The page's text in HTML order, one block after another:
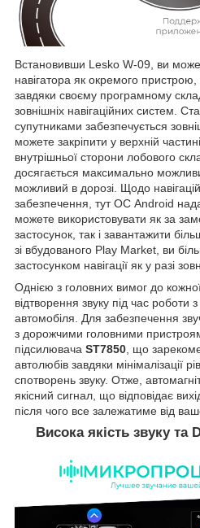
Встановивши Lesko W-09, ви
навігатора як окремого
завдяки своєму програмному
зовнішніх навігаційних систем.
супутниками забезпечується
можете закріпити у верхній
внутрішньої сторони лобового
досягається максимально
можливий в дорозі. Щодо
забезпечення, тут ОС Android
можете використовувати як за
застосунок, так і завантажити
зі вбудованого Play Market, ви
застосунком навігації як у разі
Однією з головних вимог до кожної
відтворення звуку під час роботи
автомобіля. Для забезпечення
з дорожчими головними
підсилювача ST7850 , що
автолюбів завдяки мінімалізації
спотворень звуку. Отже,
якісний сигнал, що відповідає
після чого все залежатиме від
Висока якість звуку та